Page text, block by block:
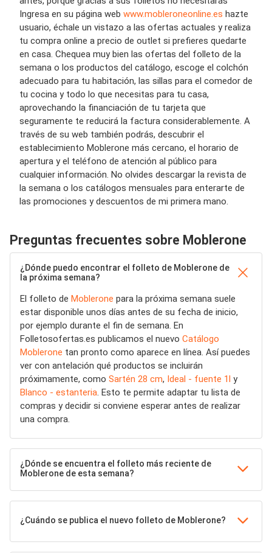
Ingresa en su página web www.mobleroneonline.es hazte
usuario, échale un vistazo a las ofertas actuales y realiza
tu compra online a precio de outlet si prefieres quedarte
en casa. Chequea muy bien las ofertas del folleto de la
semana o los productos del catálogo, escoge el colchón
adecuado para tu habitación, las sillas para el comedor de
tu cocina y todo lo que necesitas para tu casa,
aprovechando la financiación de tu tarjeta que
seguramente te reducirá la factura considerablemente. A
través de su web también podrás, descubrir el
establecimiento Moblerone más cercano, el horario de
apertura y el teléfono de atención al público para
cualquier información. No olvides descargar la revista de
la semana o los catálogos mensuales para enterarte de
las promociones y descuentos de mi primera mano.
Preguntas frecuentes sobre Moblerone
¿Dónde puedo encontrar el folleto de Moblerone de
la próxima semana?
El folleto de Moblerone para la próxima semana suele
estar disponible unos días antes de su fecha de inicio,
por ejemplo durante el fin de semana. En
Folletosofertas.es publicamos el nuevo Catálogo
Moblerone tan pronto como aparece en línea. Así puedes
ver con antelación qué productos se incluirán
próximamente, como Sartén 28 cm, Ideal - fuente 1l y
Blanco - estanteria. Esto te permite adaptar tu lista de
compras y decidir si conviene esperar antes de realizar
una compra.
¿Dónde se encuentra el folleto más reciente de
Moblerone de esta semana?
¿Cuándo se publica el nuevo folleto de Moblerone?